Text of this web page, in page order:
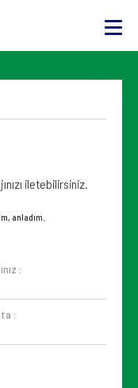
iletebilirsiniz.
anladım.
:
: